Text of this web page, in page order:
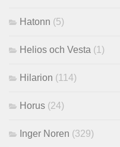
Hatonn (5)
Helios och Vesta (1)
Hilarion (114)
Horus (24)
Inger Noren (329)